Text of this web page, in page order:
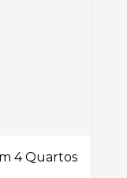
4 Quartos